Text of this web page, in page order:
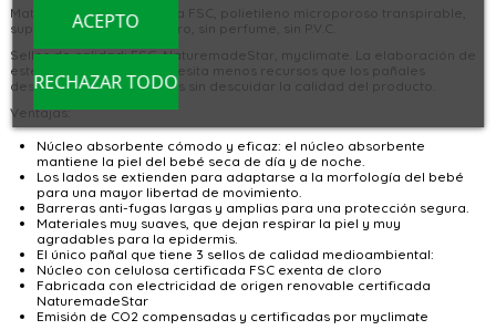
Material utilizado:celulosa FSC, polietileno microporoso transpirable,
super absorbente.Sin cloro, sin perfume, sin P.V.C.
Sellos de calidad:FSC, NaturemadeStar, myclimate. La elaboración de
este pañal ecológico necesita menos recursos que los pañales
desechables tradicionales sin descuidar la calidad del producto.
Ventajas:
Núcleo absorbente cómodo y eficaz: el núcleo absorbente
mantiene la piel del bebé seca de día y de noche.
Los lados se extienden para adaptarse a la morfología del bebé
para una mayor libertad de movimiento.
Barreras anti-fugas largas y amplias para una protección segura.
Materiales muy suaves, que dejan respirar la piel y muy
agradables para la epidermis.
El único pañal que tiene 3 sellos de calidad medioambiental:
Núcleo con celulosa certificada FSC exenta de cloro
Fabricada con electricidad de origen renovable certificada
NaturemadeStar
Emisión de CO2 compensadas y certificadas por myclimate
RECHAZAR TODO
ACEPTO